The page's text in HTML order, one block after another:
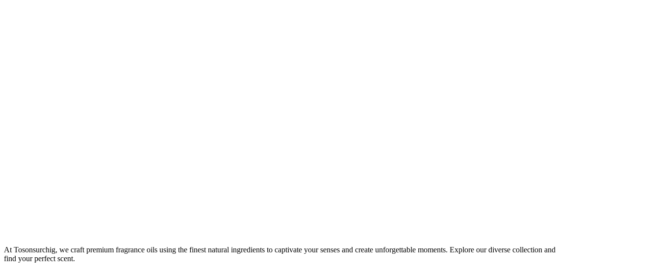
At Tosonsurchig, we craft premium fragrance oils using the finest natural ingredients to captivate your senses and create unforgettable moments. Explore our diverse collection and
find your perfect scent.